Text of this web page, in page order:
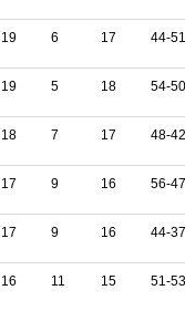
19 6 17 44-51
19 5 18 54-50
18 7 17 48-42
17 9 16 56-47
17 9 16 44-37
16 11 15 51-53